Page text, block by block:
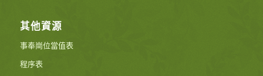
其他資源
事奉崗位當值表
程序表